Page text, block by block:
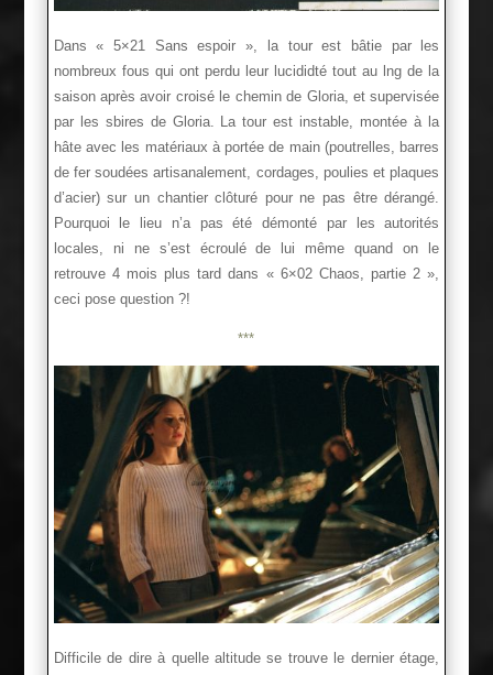
Dans « 5×21 Sans espoir », la tour est bâtie par les
nombreux fous qui ont perdu leur lucididté tout au lng de la
saison après avoir croisé le chemin de Gloria, et supervisée
par les sbires de Gloria. La tour est instable, montée à la
hâte avec les matériaux à portée de main (poutrelles, barres
de fer soudées artisanalement, cordages, poulies et plaques
d’acier) sur un chantier clôturé pour ne pas être dérangé.
Pourquoi le lieu n’a pas été démonté par les autorités
locales, ni ne s’est écroulé de lui même quand on le
retrouve 4 mois plus tard dans « 6×02 Chaos, partie 2 »,
ceci pose question ?!
***
Difficile de dire à quelle altitude se trouve le dernier étage,